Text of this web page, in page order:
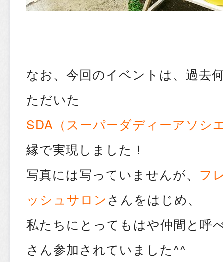
なお、今回のイベントは、過去
ただいた
SDA （スーパーダディーアソシ
縁で実現しました！
写真には写っていませんが、 フ
ッシュサロンさんをはじめ、
私たちにとってもはや仲間と呼
さん参加されていました^^